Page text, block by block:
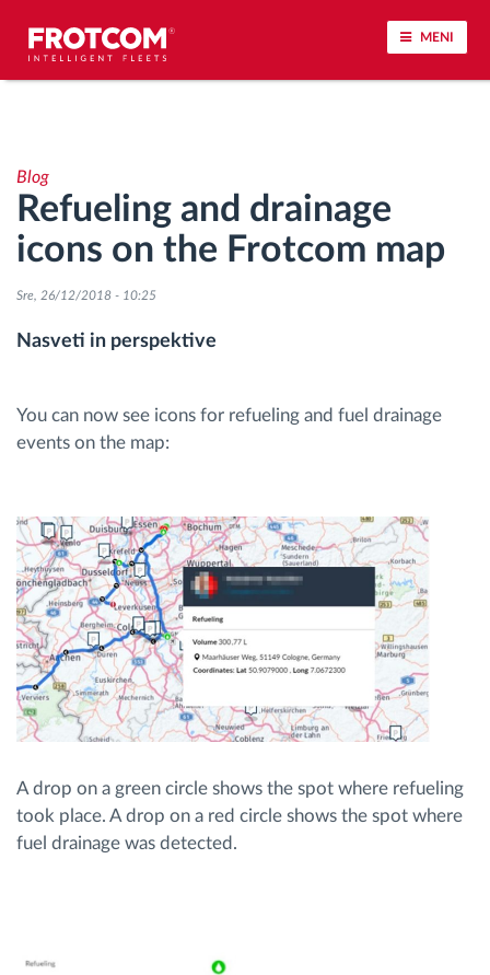
MENI
Analiza vedenja med vožnjo
Spremljanje voznih časov
Upravljanje delovne sile
Nadzor nad dostopom
Načrtovanje in spremljanje poti
Samodejno prepoznavanje voznika
Odkrijte vse funkcije
Kako bomo rešili vse potrebe dejavnosti flote
Izračun prihrankov
Blog
Refueling and drainage
icons on the Frotcom map
Sre, 26/12/2018 - 10:25
Nasveti in perspektive
You can now see icons for refueling and fuel drainage
events on the map:
A drop on a green circle shows the spot where refueling
took place. A drop on a red circle shows the spot where
fuel drainage was detected.